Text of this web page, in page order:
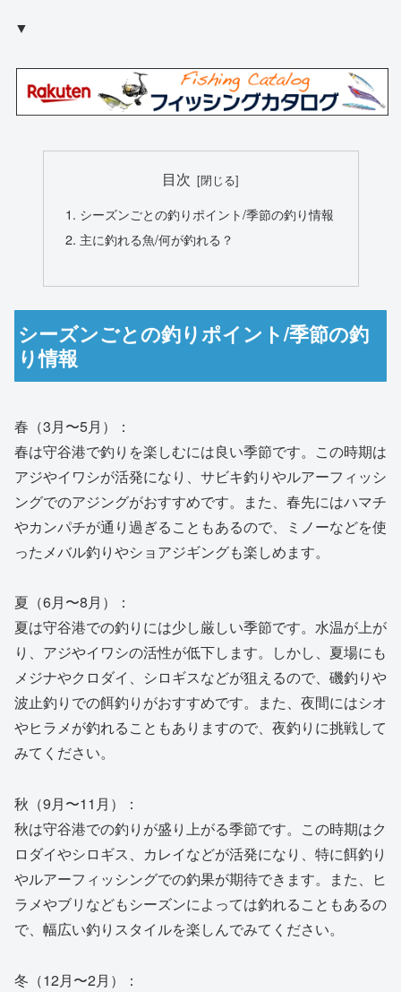
▼
目次
シーズンごとの釣りポイント/季節の釣り情報
主に釣れる魚/何が釣れる？
シーズンごとの釣りポイント/季節の釣
り情報
春（3月〜5月）：
春は守谷港で釣りを楽しむには良い季節です。この時期は
アジやイワシが活発になり、サビキ釣りやルアーフィッシ
ングでのアジングがおすすめです。また、春先にはハマチ
やカンパチが通り過ぎることもあるので、ミノーなどを使
ったメバル釣りやショアジギングも楽しめます。
夏（6月〜8月）：
夏は守谷港での釣りには少し厳しい季節です。水温が上が
り、アジやイワシの活性が低下します。しかし、夏場にも
メジナやクロダイ、シロギスなどが狙えるので、磯釣りや
波止釣りでの餌釣りがおすすめです。また、夜間にはシオ
やヒラメが釣れることもありますので、夜釣りに挑戦して
みてください。
秋（9月〜11月）：
秋は守谷港での釣りが盛り上がる季節です。この時期はク
ロダイやシロギス、カレイなどが活発になり、特に餌釣り
やルアーフィッシングでの釣果が期待できます。また、ヒ
ラメやブリなどもシーズンによっては釣れることもあるの
で、幅広い釣りスタイルを楽しんでみてください。
冬（12月〜2月）：